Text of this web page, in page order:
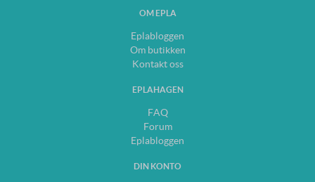
OM EPLA
Eplabloggen
Om butikken
Kontakt oss
EPLAHAGEN
FAQ
Forum
Eplabloggen
DIN KONTO